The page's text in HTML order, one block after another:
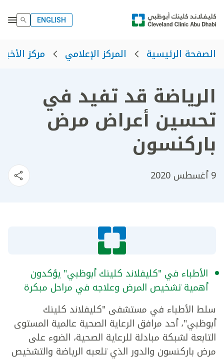
ENGLISH
الصفحة الرئيسية المركز الإعلامي مركز الأخبار
الرياضة قد تفيد في
تحسين أعراض مرض
باركنسون
9 أغسطس 2020
الأطباء في "كليفلاند كلينك أبوظبي" يؤكدون
أهمية تشخيص المرض وعلاجه في مراحل مبكرة
سلط الأطباء في مستشفى "كليفلاند كلينك
أبوظبي"، أحد مرافق الرعاية الصحية عالمية المستوى
التابعة لشبكة مبادلة للرعاية الصحية، الضوء على
مرض باركنسون والدور الذي تلعبه الرياضة والتشخيص